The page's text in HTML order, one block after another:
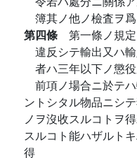
簿其ノ他ノ檢査ヲ
第四條 第一條ノ規
違反シテ輸出又ハ
者ハ三年以下ノ懲
前項ノ場合ニ於テ
ントシタル物品ニシ
ノヲ沒收スルコトヲ
スルコト能ハザルト
得